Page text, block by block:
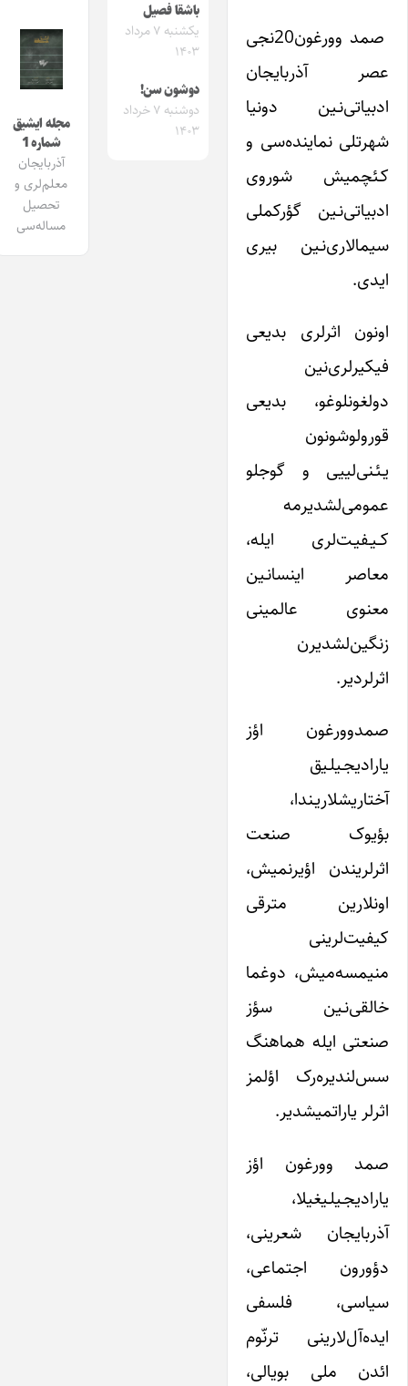
صمد وورغون20نجی
عصر آذربایجان
ادبیاتی‌نـین دونیا
شهرتلی نماینده‌سی و
کـئچمیش شوروی
ادبیاتی‌نـین گؤرکملی
سیمالاری‌نـین بیری
ایدی.
اونون اثرلری بدیعی
فیکیرلری‌نین
دولغونلوغو، بدیعی
قورولوشونون
یـئـنی‌لییی و گوجلو
عمومی‌لشدیرمه
کــیـفیـت‌لری ‌ایله،
معاصر اینسانـین
معنوی عالمینی
زنگین‌لشدیرن
اثرلردیر.
صمدوورغون اؤز
یارادیجـیلـیق
آختاریشلاریـندا،
بؤیوک صنعت
اثرلریندن اؤیرنمیش،
اونلارین مترقی
کیفیت‌لرینی
منیمسه‌میش، دوغما
خالقی‌نـین سؤز
صنعتی ایله هماهنگ
سس‌لندیره‌رک اؤلمز
اثرلر یاراتمیشدیر.
صمد وورغون اؤز
یارادیجـیلـیغیلا،
آذربایجان شعرینی،
دؤورون اجتماعی،
سیاسی، فلسفی
ایده‌آل‌لارینی ترنّوم
ائدن ملی بویالی،
باشقا فصیل
یکشنبه ۷ مرداد
۱۴۰۳
دوشون سن!
دوشنبه ۷ خرداد
۱۴۰۳
مجله ایشیق
شماره 1
آذربایجان
معلم‌لری و
تحصیل
مساله‌سی